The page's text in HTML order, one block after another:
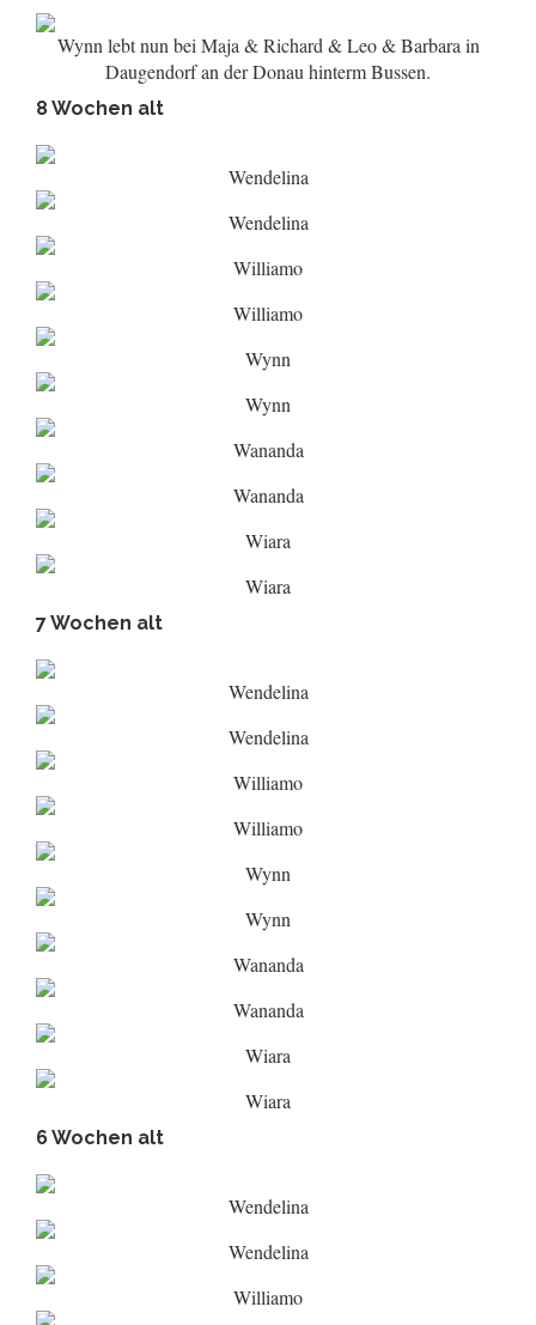
Wynn lebt nun bei Maja & Richard & Leo & Barbara in
Daugendorf an der Donau hinterm Bussen.
8 Wochen alt
Wendelina
Wendelina
Williamo
Williamo
Wynn
Wynn
Wananda
Wananda
Wiara
Wiara
7 Wochen alt
Wendelina
Wendelina
Williamo
Williamo
Wynn
Wynn
Wananda
Wananda
Wiara
Wiara
6 Wochen alt
Wendelina
Wendelina
Williamo